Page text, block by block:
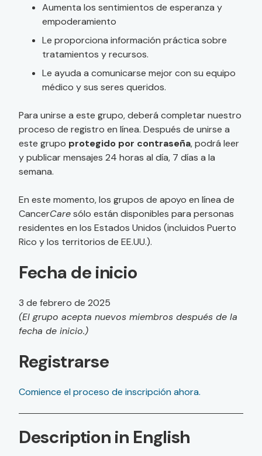
Aumenta los sentimientos de esperanza y
empoderamiento
Le proporciona información práctica sobre
tratamientos y recursos.
Le ayuda a comunicarse mejor con su equipo
médico y sus seres queridos.
Para unirse a este grupo, deberá completar nuestro
proceso de registro en línea. Después de unirse a
este grupo protegido por contraseña, podrá leer
y publicar mensajes 24 horas al día, 7 días a la
semana.
En este momento, los grupos de apoyo en línea de
CancerCaresólo están disponibles para personas
residentes en los Estados Unidos (incluidos Puerto
Rico y los territorios de EE.UU.).
Fecha de inicio
3 de febrero de 2025
(El grupo acepta nuevos miembros después de la
fecha de inicio.)
Registrarse
Comience el proceso de inscripción ahora.
Description in English